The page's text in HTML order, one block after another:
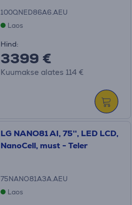
100QNED86A6.AEU
Laos
Hind:
3399 €
Kuumakse alates 114 €
LG NANO81 AI, 75'', LED LCD,
NanoCell, must - Teler
75NANO81A3A.AEU
Laos